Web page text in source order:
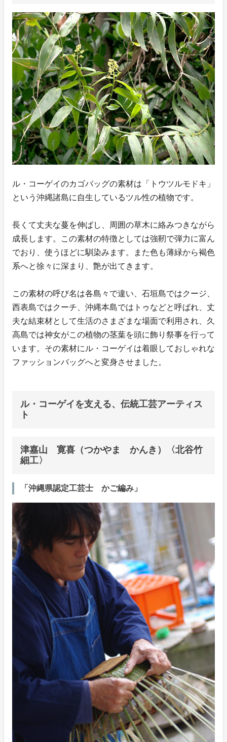
ル・コーゲイのカゴバッグの素材は「トウツルモドキ」
という沖縄諸島に自生しているツル性の植物です。
長くて丈夫な蔓を伸ばし、周囲の草木に絡みつきながら
成長します。この素材の特徴としては強靭で弾力に富ん
でおり、使うほどに馴染みます。また色も薄緑から褐色
系へと徐々に深まり、艶が出てきます。
この素材の呼び名は各島々で違い、石垣島ではクージ、
西表島ではクーチ、沖縄本島ではトゥなどと呼ばれ、丈
夫な結束材として生活のさまざまな場面で利用され、久
高島では神女がこの植物の茎葉を頭に飾り祭事を行って
います。その素材にル・コーゲイは着眼しておしゃれな
ファッションバッグへと変身させました。
ル・コーゲイを支える、伝統工芸アーティス
ト
津嘉山 寛喜（つかやま かんき）〈北谷竹
細工〉
「沖縄県認定工芸士 かご編み」